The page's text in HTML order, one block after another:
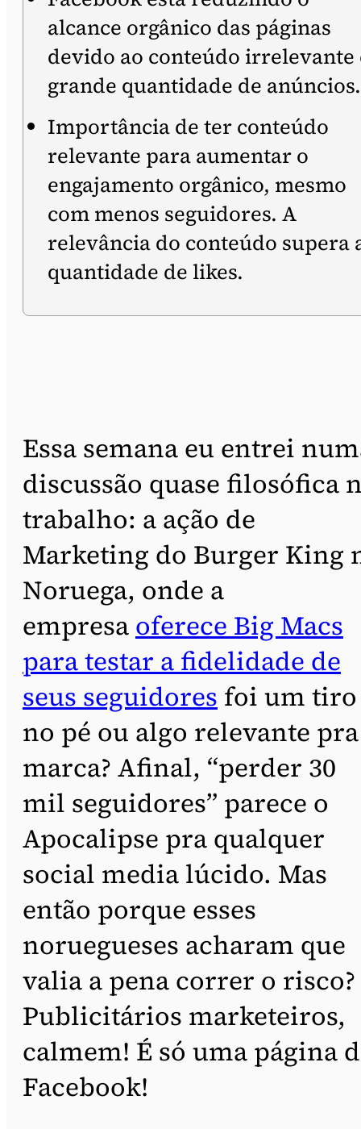
alcance orgânico das páginas
devido ao conteúdo irrelevante
grande quantidade de anúncios.
Importância de ter conteúdo
relevante para aumentar o
engajamento orgânico, mesmo
com menos seguidores. A
relevância do conteúdo supera
quantidade de likes.
Essa semana eu entrei
discussão quase filosófica
trabalho: a ação de
Marketing do Burger King
Noruega, onde a
empresa oferece Big Macs
para testar a fidelidade de
seus seguidores foi um tiro
no pé ou algo relevante pra
marca? Afinal, “perder 30
mil seguidores” parece o
Apocalipse pra qualquer
social media lúcido. Mas
então porque esses
noruegueses acharam que
valia a pena correr o risco?
Publicitários marketeiros,
calmem! É só uma página
Facebook!